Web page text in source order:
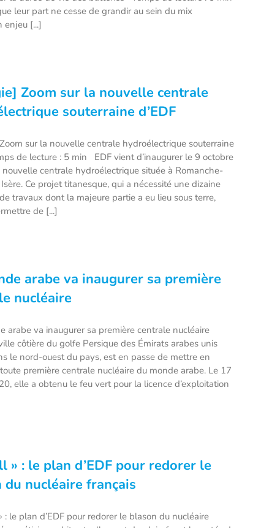
leur part ne cesse de grandir au sein du mix
enjeu [...]
Zoom sur la nouvelle centrale
souterraine d’EDF
sur la nouvelle centrale hydroélectrique souterraine
de lecture : 5 min EDF vient d’inaugurer le 9 octobre
nouvelle centrale hydroélectrique située à Romanche-
Ce projet titanesque, qui a nécessité une dizaine
travaux dont la majeure partie a eu lieu sous terre,
de [...]
arabe va inaugurer sa première
nucléaire
arabe va inaugurer sa première centrale nucléaire
côtière du golfe Persique des Émirats arabes unis
le nord-ouest du pays, est en passe de mettre en
première centrale nucléaire du monde arabe. Le 17
elle a obtenu le feu vert pour la licence d’exploitation
» : le plan d’EDF pour redorer le
du nucléaire français
: le plan d’EDF pour redorer le blason du nucléaire